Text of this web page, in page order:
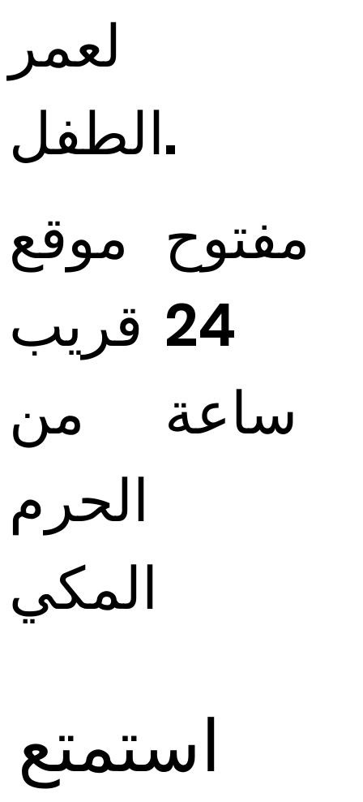
استمتع
لعمر
الطفل.
موقع
قريب
من
الحرم
المكي
مفتوح
24
ساعة